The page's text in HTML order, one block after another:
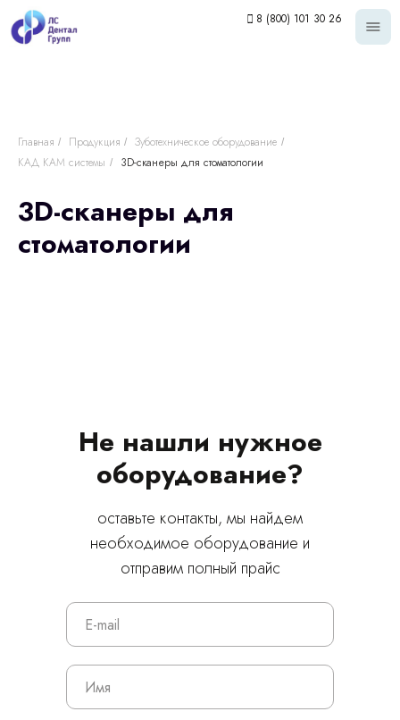
8 (800) 101 30 26
Главная / Продукция / Зуботехническое оборудование /
КАД КАМ системы / 3D-сканеры для стоматологии
3D-сканеры для
стоматологии
Не нашли нужное
оборудование?
оставьте контакты, мы найдем
необходимое оборудование и
отправим полный прайс